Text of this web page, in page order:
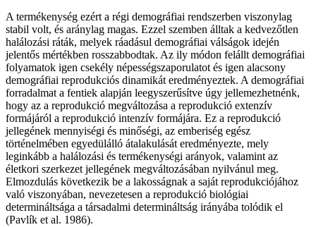
A termékenység ezért a régi demográfiai rendszerben viszonylag
stabil volt, és aránylag magas. Ezzel szemben álltak a kedvezőtlen
halálozási ráták, melyek ráadásul demográfiai válságok idején
jelentős mértékben rosszabbodtak. Az ily módon felállt demográfiai
folyamatok igen csekély népességszaporulatot és igen alacsony
demográfiai reprodukciós dinamikát eredményeztek. A demográfiai
forradalmat a fentiek alapján leegyszerűsítve úgy jellemezhetnénk,
hogy az a reprodukció megváltozása a reprodukció extenzív
formájáról a reprodukció intenzív formájára. Ez a reprodukció
jellegének mennyiségi és minőségi, az emberiség egész
történelmében egyedülálló átalakulását eredményezte, mely
leginkább a halálozási és termékenységi arányok, valamint az
életkori szerkezet jellegének megváltozásában nyilvánul meg.
Elmozdulás következik be a lakosságnak a saját reprodukciójához
való viszonyában, nevezetesen a reprodukció biológiai
determináltsága a társadalmi determináltság irányába tolódik el
(Pavlík et al. 1986).